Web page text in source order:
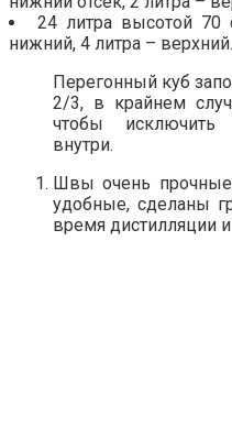
24 литра высотой 70
нижний, 4 литра – верхний.
Перегонный куб
2/3, в крайнем
чтобы исключить
внутри.
Швы очень
удобные, сделаны
время дистилляции